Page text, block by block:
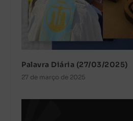
Palavra Diária (27/03/2025)
27 de março de 2025